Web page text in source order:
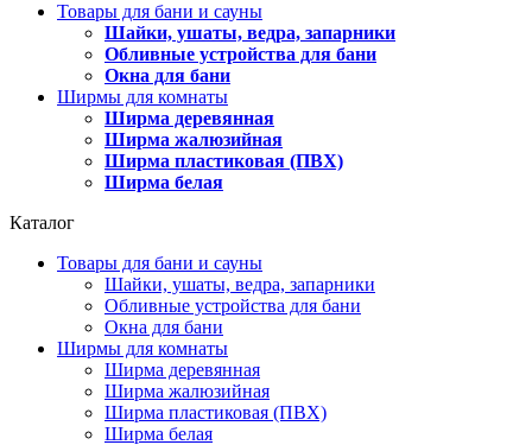
Товары для бани и сауны
Шайки, ушаты, ведра, запарники
Обливные устройства для бани
Окна для бани
Ширмы для комнаты
Ширма деревянная
Ширма жалюзийная
Ширма пластиковая (ПВХ)
Ширма белая
Каталог
Товары для бани и сауны
Шайки, ушаты, ведра, запарники
Обливные устройства для бани
Окна для бани
Ширмы для комнаты
Ширма деревянная
Ширма жалюзийная
Ширма пластиковая (ПВХ)
Ширма белая